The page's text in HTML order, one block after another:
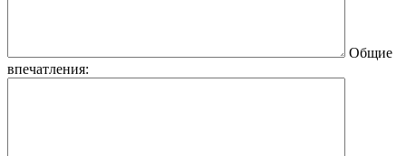
Общие
впечатления: